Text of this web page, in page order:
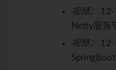
视频：
Netty服务
视频：